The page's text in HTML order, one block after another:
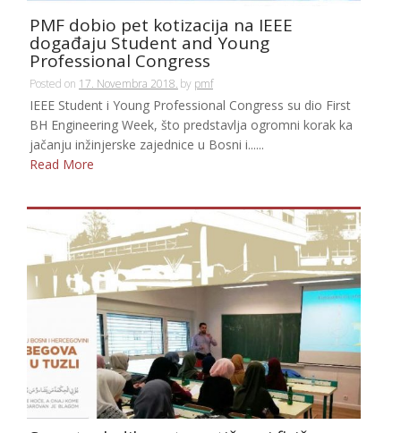
PMF dobio pet kotizacija na IEEE
događaju Student and Young
Professional Congress
Posted on 17. Novembra 2018. by pmf
IEEE Student i Young Professional Congress su dio First
BH Engineering Week, što predstavlja ogromni korak ka
jačanju inžinjerske zajednice u Bosni i......
Read More